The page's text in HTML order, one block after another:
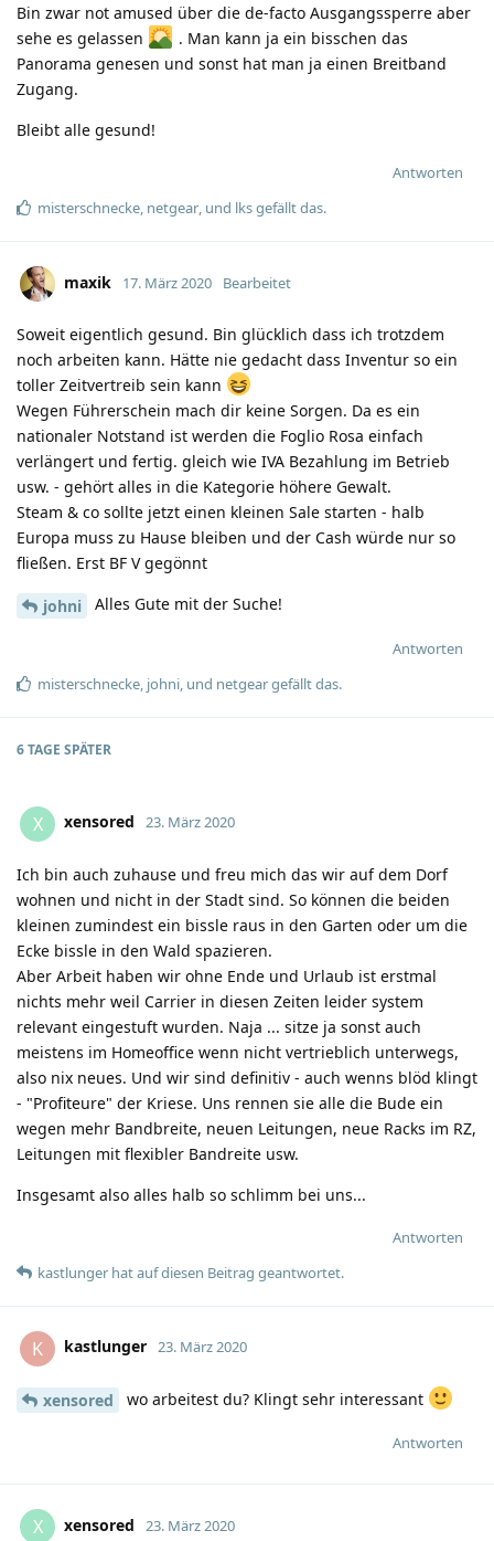
Bin zwar not amused über die de-facto Ausgangssperre aber
sehe es gelassen
. Man kann ja ein bisschen das
Panorama genesen und sonst hat man ja einen Breitband
Zugang.
Bleibt alle gesund!
Antworten
misterschnecke, netgear, und lksgefällt das.
maxik 17. März 2020 Bearbeitet
Soweit eigentlich gesund. Bin glücklich dass ich trotzdem
noch arbeiten kann. Hätte nie gedacht dass Inventur so ein
toller Zeitvertreib sein kann
Wegen Führerschein mach dir keine Sorgen. Da es ein
nationaler Notstand ist werden die Foglio Rosa einfach
verlängert und fertig. gleich wie IVA Bezahlung im Betrieb
usw. - gehört alles in die Kategorie höhere Gewalt.
Steam & co sollte jetzt einen kleinen Sale starten - halb
Europa muss zu Hause bleiben und der Cash würde nur so
fließen. Erst BF V gegönnt
johni Alles Gute mit der Suche!
Antworten
misterschnecke johni , und netgeargefällt das.
6 TAGE SPÄTER
X xensored 23. März 2020
Ich bin auch zuhause und freu mich das wir auf dem Dorf
wohnen und nicht in der Stadt sind. So können die beiden
kleinen zumindest ein bissle raus in den Garten oder um die
Ecke bissle in den Wald spazieren.
Aber Arbeit haben wir ohne Ende und Urlaub ist erstmal
nichts mehr weil Carrier in diesen Zeiten leider system
relevant eingestuft wurden. Naja ... sitze ja sonst auch
meistens im Homeoffice wenn nicht vertrieblich unterwegs,
also nix neues. Und wir sind definitiv - auch wenns blöd klingt
- "Profiteure" der Kriese. Uns rennen sie alle die Bude ein
wegen mehr Bandbreite, neuen Leitungen, neue Racks im RZ,
Leitungen mit flexibler Bandreite usw.
Insgesamt also alles halb so schlimm bei uns...
Antworten
kastlunger hatauf diesen Beitrag geantwortet.
K kastlunger 23. März 2020
xensored wo arbeitest du? Klingt sehr interessant
Antworten
X xensored 23. März 2020